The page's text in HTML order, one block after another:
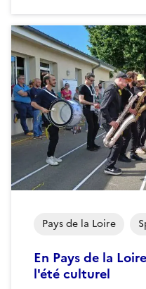
En Pays de la
l'été culturel
Pays de la Loire